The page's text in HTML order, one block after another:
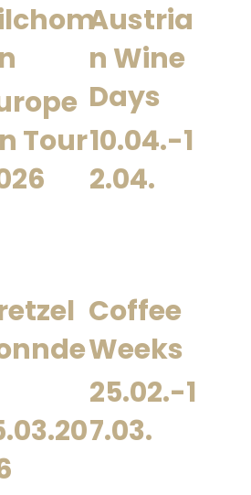
Tour
Austria
n Wine
Days
10.04.-1
2.04.
Coffee
Weeks
25.02.-1
7.03.